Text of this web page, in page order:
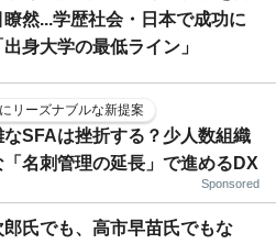
然...学歴社会・日本で成功に
身大学の最低ライン」
リーズナブルな新提案
なSFAは挫折する？少人数組織
「名刺管理の延長」で進めるDX
Sponsored
郎氏でも、高市早苗氏でもな